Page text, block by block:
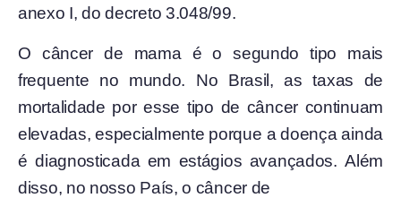
anexo I, do decreto 3.048/99.
O câncer de mama é o segundo tipo mais
frequente no mundo. No Brasil, as taxas de
mortalidade por esse tipo de câncer continuam
elevadas, especialmente porque a doença ainda
é diagnosticada em estágios avançados. Além
disso, no nosso País, o câncer de